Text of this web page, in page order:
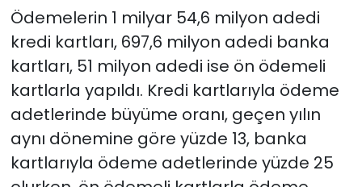
Ödemelerin 1 milyar 54,6 milyon adedi
kredi kartları, 697,6 milyon adedi banka
kartları, 51 milyon adedi ise ön ödemeli
kartlarla yapıldı. Kredi kartlarıyla ödeme
adetlerinde büyüme oranı, geçen yılın
aynı dönemine göre yüzde 13, banka
kartlarıyla ödeme adetlerinde yüzde 25